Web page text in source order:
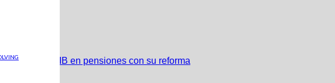
14% del PIB en pensiones con su reforma